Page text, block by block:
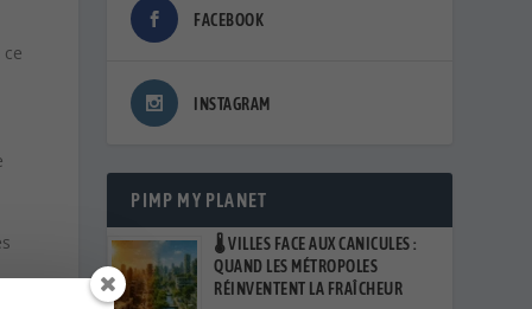
FACEBOOK
INSTAGRAM
PIMP MY PLANET
🌡️ VILLES FACE AUX CANICULES :
QUAND LES MÉTROPOLES
RÉINVENTENT LA FRAÎCHEUR